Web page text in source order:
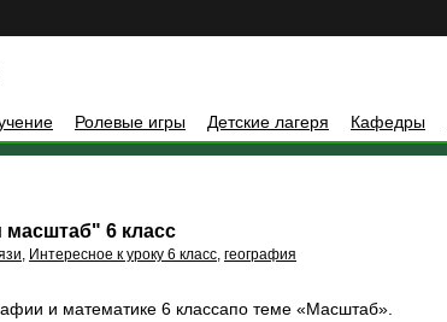
Ролевые игры Детские лагеря Кафедры
6 класс
, Интересное к уроку 6 класс, география
и математике 6 классапо теме «Масштаб».